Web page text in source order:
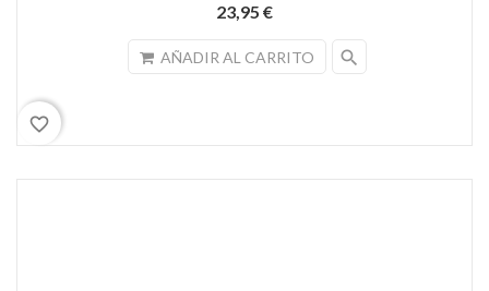
23,95 €
AÑADIR AL CARRITO search
favorite_border